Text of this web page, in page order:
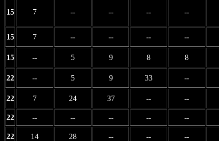
15 7 -- -- -- --
15 7 -- -- -- --
15 -- 5 9 8 8
22 -- 5 9 33 --
22 7 24 37 -- --
22 -- -- -- -- --
22 14 28 -- -- --